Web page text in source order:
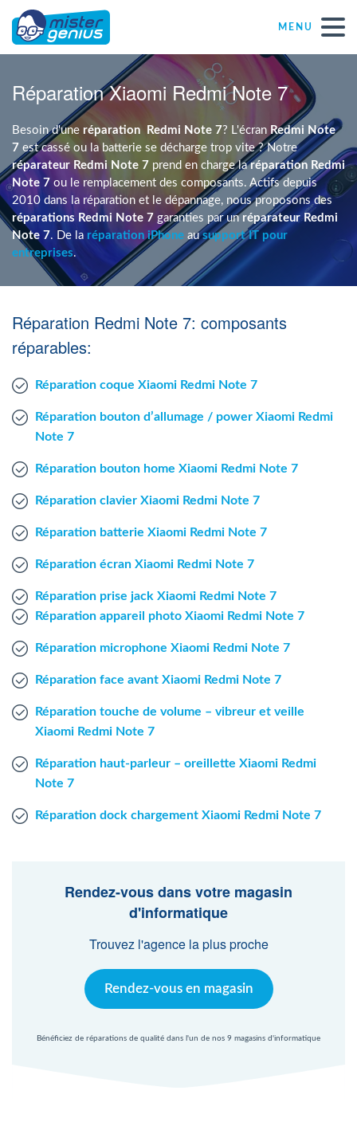
MENU
Réparations – Dépannages
Magasins informatiques toutes marques
Particulier
Indépendant
PME
ASBL
Agent Mac
Réparation Xiaomi Redmi Note 7
Besoin d'une réparation Redmi Note 7? L'écran Redmi Note
7 est cassé ou la batterie se décharge trop vite ? Notre
réparateur Redmi Note 7 prend en charge laréparation Redmi
Note 7 ou le remplacement des composants. Actifs depuis
2010 dans la réparation et le dépannage, nous proposons des
réparations Redmi Note 7 garanties par un réparateur Redmi
Note 7. De la réparation iPhone ausupport IT pour
entreprises.
Réparation Redmi Note 7: composants
réparables:
Réparation coque Xiaomi Redmi Note 7
Réparation bouton d’allumage / power Xiaomi Redmi
Note 7
Réparation bouton home Xiaomi Redmi Note 7
Réparation clavier Xiaomi Redmi Note 7
Réparation batterie Xiaomi Redmi Note 7
Réparation écran Xiaomi Redmi Note 7
Réparation prise jack Xiaomi Redmi Note 7
Réparation appareil photo Xiaomi Redmi Note 7
Réparation microphone Xiaomi Redmi Note 7
Réparation face avant Xiaomi Redmi Note 7
Réparation touche de volume – vibreur et veille
Xiaomi Redmi Note 7
Réparation haut-parleur – oreillette Xiaomi Redmi
Note 7
Réparation dock chargement Xiaomi Redmi Note 7
Rendez-vous dans votre magasin
d'informatique
Trouvez l'agence la plus proche
Rendez-vous en magasin
Bénéficiez de réparations de qualité dans l'un de nos 9 magasins d'informatique